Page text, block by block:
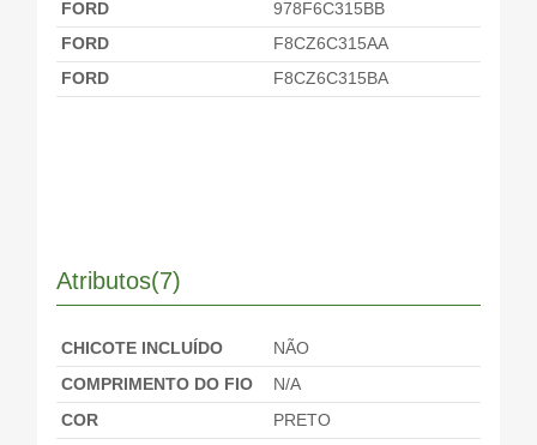
FORD
978F6C315BB
FORD
F8CZ6C315AA
FORD
F8CZ6C315BA
Atributos(7)
CHICOTE INCLUÍDO
NÃO
COMPRIMENTO DO FIO
N/A
COR
PRETO